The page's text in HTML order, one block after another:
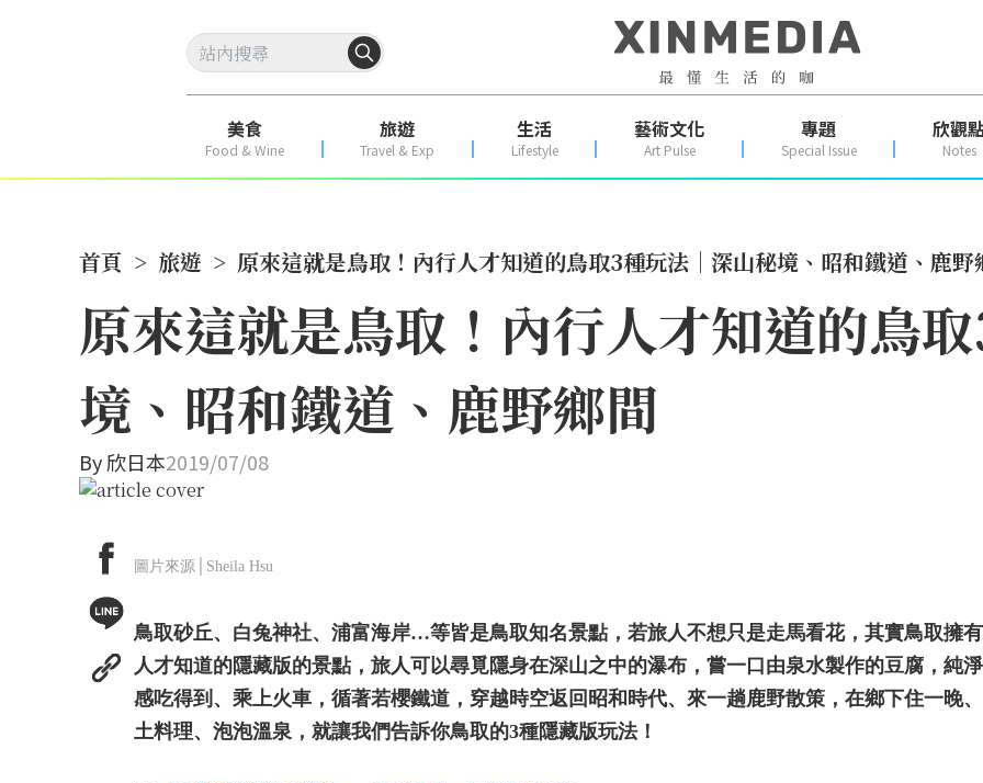
美食
Food & Wine
旅遊
Travel & Exp
生活
Lifestyle
藝術文化
Art Pulse
專題
Special Issue
欣觀
Notes
首頁 > 旅遊 > 原來這就是鳥取！內行人才知道的鳥取3種玩法│深山秘境、昭和鐵道、鹿野
原來這就是鳥取！內行人才知道的鳥
境、昭和鐵道、鹿野鄉間
By欣日本2019/07/08
圖片來源│Sheila Hsu
鳥取砂丘、白兔神社、浦富海岸…等皆是鳥取知名景點，若旅人不想只是走馬看花，其實鳥取擁
人才知道的隱藏版的景點，旅人可以尋覓隱身在深山之中的瀑布，嘗一口由泉水製作的豆腐，純
感吃得到、乘上火車，循著若櫻鐵道，穿越時空返回昭和時代、來一趟鹿野散策，在鄉下住一晚
土料理、泡泡溫泉，就讓我們告訴你鳥取的3種隱藏版玩法！